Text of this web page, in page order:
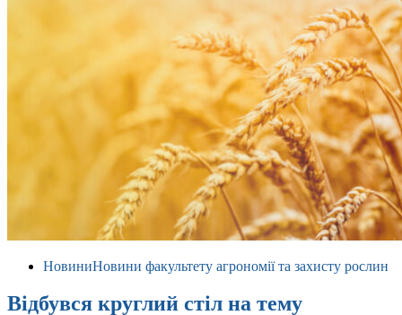
НовиниНовини факультету агрономії та захисту рослин
Відбувся круглий стіл на тему